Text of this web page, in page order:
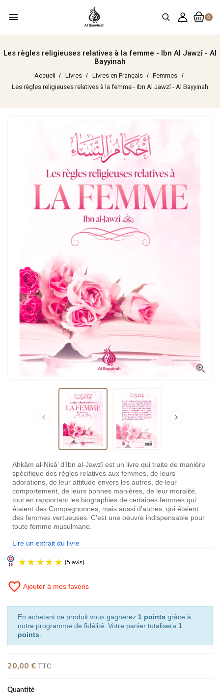
0
menu
Les règles religieuses relatives à la femme - Ibn Al Jawzî - Al
Bayyinah
Accueil Livres Livres en Français
Femmes
Les règles religieuses relatives à la femme - Ibn Al Jawzî - Al Bayyinah

 
Ahkâm al-Nisâ’ d’Ibn al-Jawzî est un livre qui traite de manière
spécifique des règles relatives aux femmes, de leurs
adorations, de leur attitude envers les autres, de leur
comportement, de leurs bonnes manières, de leur moralité,
tout en rapportant les biographies de certaines femmes qui
étaient des Compagnonnes, mais aussi d’autres, qui étaient
des femmes vertueuses. C’est une oeuvre indispensable pour
toute femme musulmane.
Lire un extrait du livre
favorite_border Ajouter à mes favoris
En achetant ce produit vous gagnerez 1 points grâce à
notre programme de fidélité. Votre panier totalisera 1
points
20,00 € TTC
Quantité